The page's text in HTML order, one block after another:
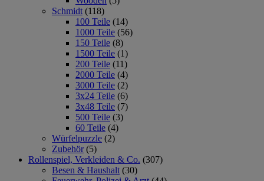
Schmidt (118)
100 Teile (14)
1000 Teile (56)
150 Teile (8)
1500 Teile (1)
200 Teile (11)
2000 Teile (4)
3000 Teile (2)
3x24 Teile (6)
3x48 Teile (7)
500 Teile (3)
60 Teile (4)
Würfelpuzzle (2)
Zubehör (5)
Rollenspiel, Verkleiden & Co. (307)
Besen & Haushalt (30)